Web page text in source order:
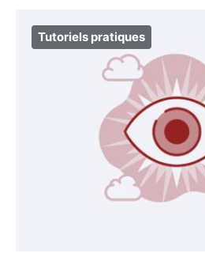
Tutoriels pratiques